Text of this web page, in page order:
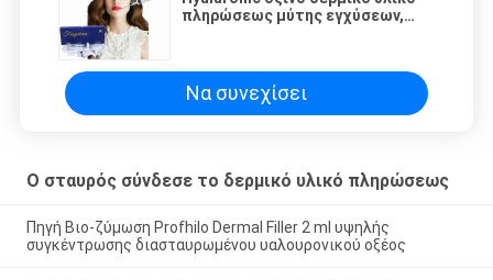
πληρώσεως μύτης εγχύσεων,
Να συνεχίσει
Ο σταυρός σύνδεσε το δερμικό υλικό πληρώσεως
Πηγή Βιο-ζύμωση Profhilo Dermal Filler 2 ml υψηλής
συγκέντρωσης διασταυρωμένου υαλουρονικού οξέος